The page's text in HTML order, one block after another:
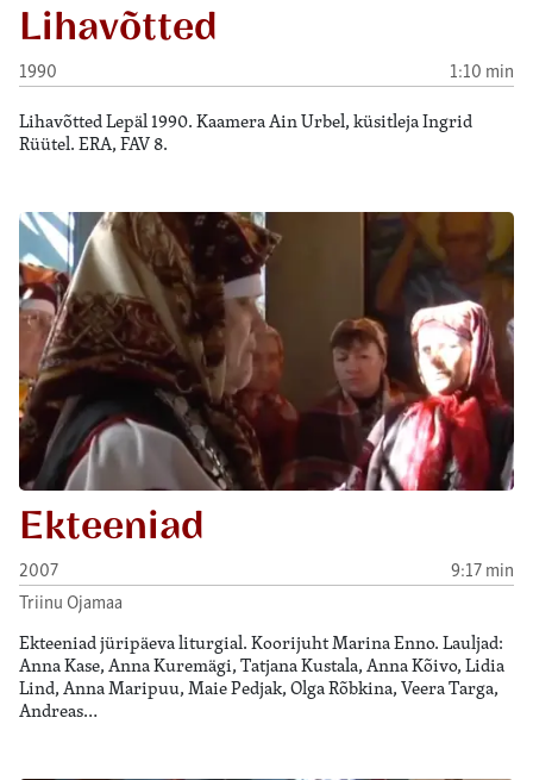
Lihavõtted
1990 1:10 min
Lihavõtted Lepäl 1990. Kaamera Ain Urbel, küsitleja Ingrid
Rüütel. ERA, FAV 8.
Ekteeniad
2007
9:17 min
Triinu Ojamaa
Ekteeniad jüripäeva liturgial. Koorijuht Marina Enno. Lauljad:
Anna Kase, Anna Kuremägi, Tatjana Kustala, Anna Kõivo, Lidia
Lind, Anna Maripuu, Maie Pedjak, Olga Rõbkina, Veera Targa,
Andreas…